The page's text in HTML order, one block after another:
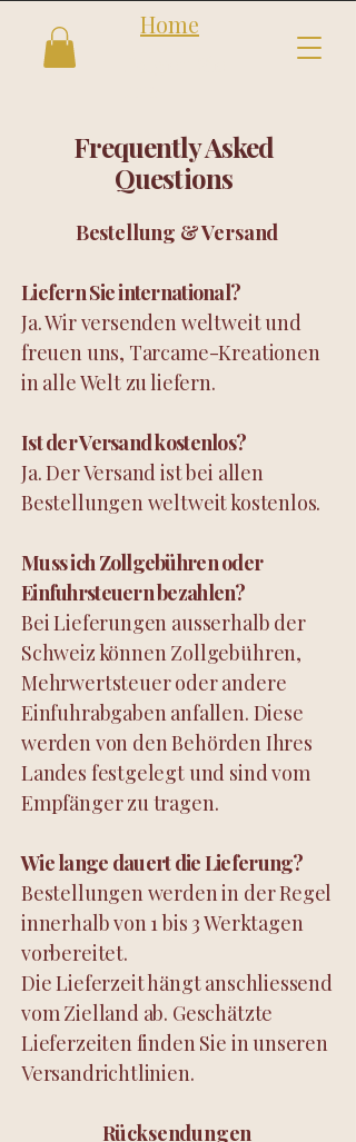
Home
Frequently Asked
Questions
Bestellung & Versand
Liefern Sie international?
Ja. Wir versenden weltweit und
freuen uns, Tarcame-Kreationen
in alle Welt zu liefern.
Ist der Versand kostenlos?
Ja. Der Versand ist bei allen
Bestellungen weltweit kostenlos.
Muss ich Zollgebühren oder
Einfuhrsteuern bezahlen?
Bei Lieferungen ausserhalb der
Schweiz können Zollgebühren,
Mehrwertsteuer oder andere
Einfuhrabgaben anfallen. Diese
werden von den Behörden Ihres
Landes festgelegt und sind vom
Empfänger zu tragen.
Wie lange dauert die Lieferung?
Bestellungen werden in der Regel
innerhalb von 1 bis 3 Werktagen
vorbereitet.
Die Lieferzeit hängt anschliessend
vom Zielland ab. Geschätzte
Lieferzeiten finden Sie in unseren
Versandrichtlinien.
Rücksendungen